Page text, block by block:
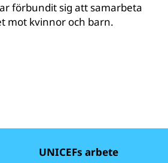
förbundit sig att samarbeta
mot kvinnor och barn.
UNICEFs arbete